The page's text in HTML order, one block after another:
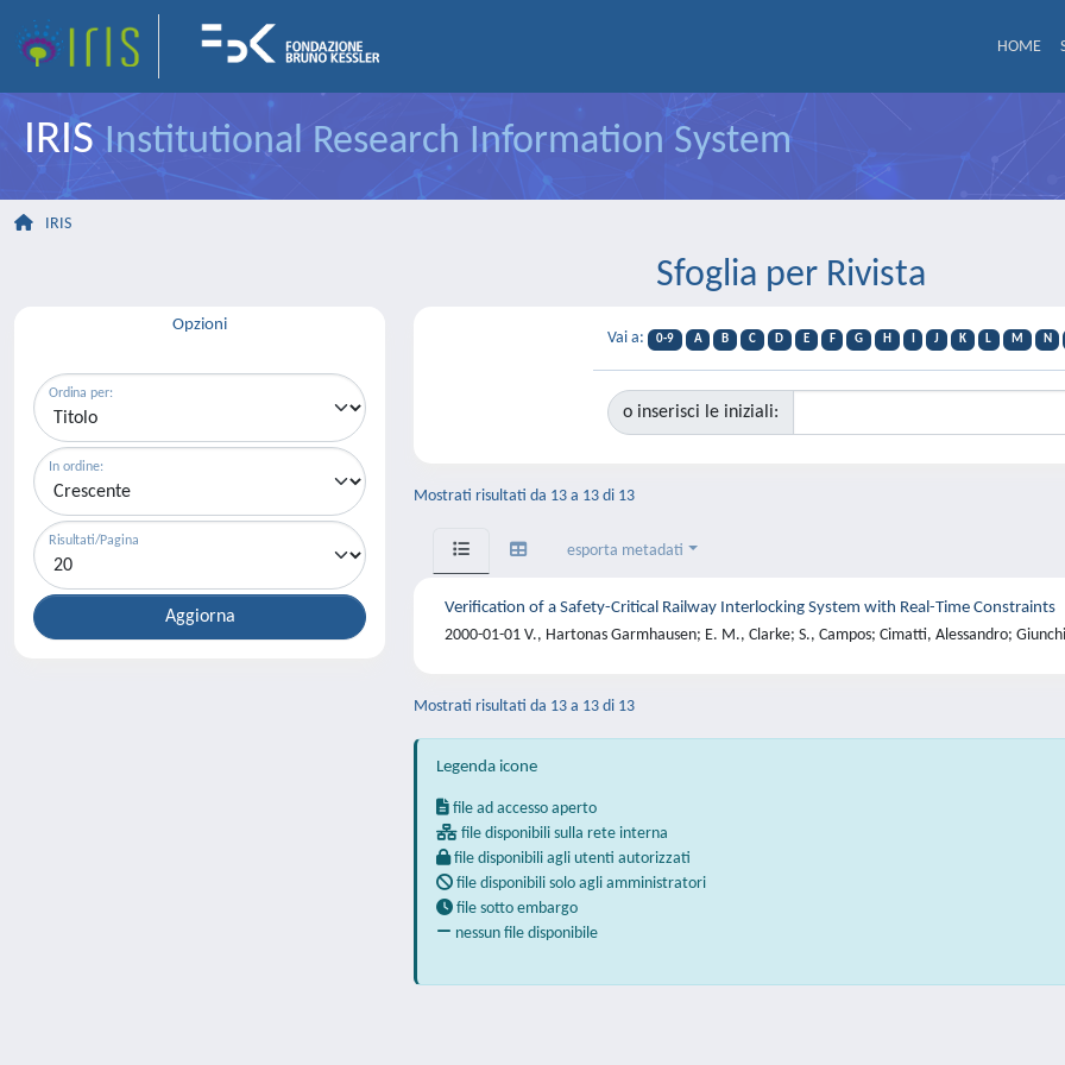
HOME
IRISInstitutional Research Information System
IRIS
Sfoglia per Rivista
Opzioni
Ordina per:
In ordine:
Risultati/Pagina
Vai a: 0-9 A B C D E F G H J K L M N
o inserisci le iniziali:
Mostrati risultati da 13 a 13 di 13
esporta metadati
Verification of a Safety-Critical Railway Interlocking System with Real-Time Constraints
2000-01-01 V., Hartonas Garmhausen; E. M., Clarke; S., Campos; Cimatti, Alessandro;
Mostrati risultati da 13 a 13 di 13
Legenda icone
file ad accesso aperto
file disponibili sulla rete interna
file disponibili agli utenti autorizzati
file disponibili solo agli amministratori
file sotto embargo
nessun file disponibile